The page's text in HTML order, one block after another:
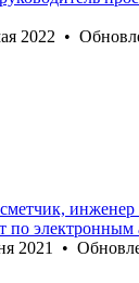
2022 •
инженер
по
2021 •